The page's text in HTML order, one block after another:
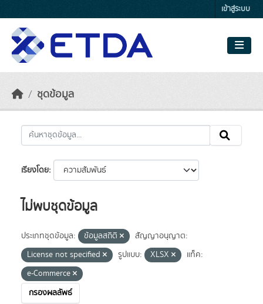
เข้าสู่ระบบ
ชุดข้อมูล
เรียงโดย
ไม่พบชุดข้อมูล
ประเภทชุดข้อมูล: ข้อมูลสถิติ
สัญญาอนุญาต:
License not specified
รูปแบบ: XLSX
แท็ค:
e-Commerce
กรองผลลัพธ์